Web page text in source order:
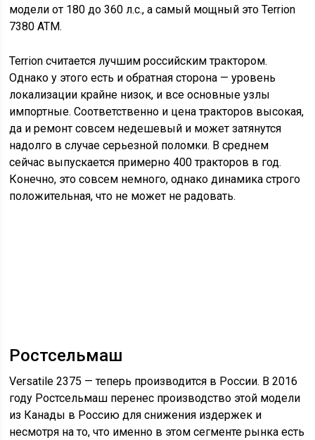
модели от 180 до 360 л.с., а самый мощный это Terrion
7380 ATM.
Terrion считается лучшим российским трактором.
Однако у этого есть и обратная сторона — уровень
локализации крайне низок, и все основные узлы
импортные. Соответственно и цена тракторов высокая,
да и ремонт совсем недешевый и может затянутся
надолго в случае серьезной поломки. В среднем
сейчас выпускается примерно 400 тракторов в год.
Конечно, это совсем немного, однако динамика строго
положительная, что не может не радовать.
Ростсельмаш
Versatile 2375 — теперь производится в России. В 2016
году Ростсельмаш перенес производство этой модели
из Канады в Россию для снижения издержек и
несмотря на то, что именно в этом сегменте рынка есть